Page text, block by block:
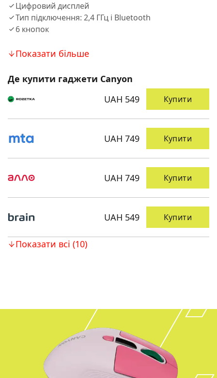
Цифровий дисплей
Тип підключення: 2,4 ГГц і Bluetooth
6 кнопок
Показати більше
Де купити гаджети Canyon
UAH 549
Купити
UAH 749 Купити
UAH 749 Купити
UAH 549 Купити
Показати всі (10)